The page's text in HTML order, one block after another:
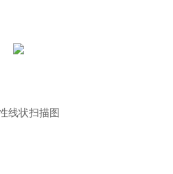
线状扫描图